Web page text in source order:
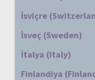
İsviçre
İsveç (Sweden)
İtalya (Italy)
Finlandiya